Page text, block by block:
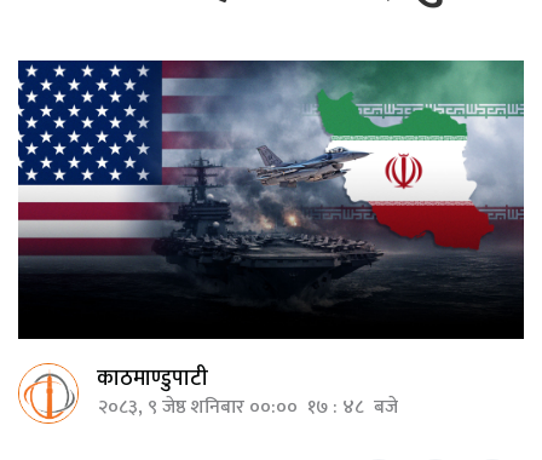
काठमाण्डुपाटी
२०८३, ९ जेष्ठ शनिबार ००:०० १७ : ४८ बजे